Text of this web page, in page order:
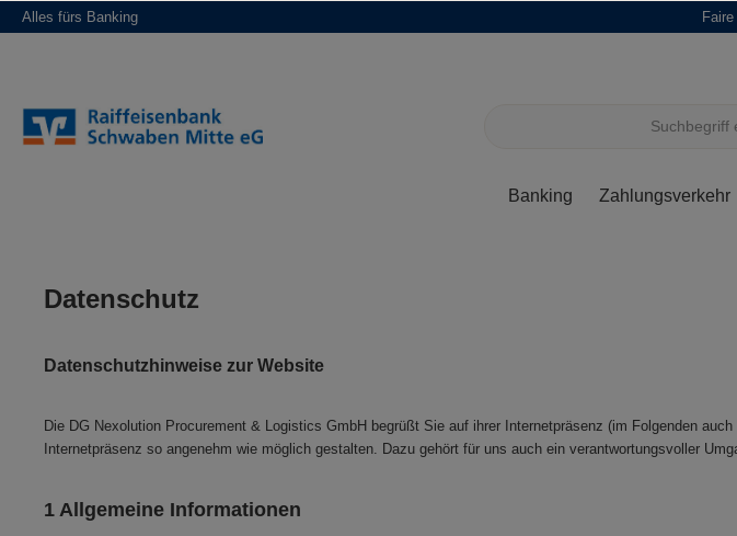
Zur Hauptnavigation springen
Alles fürs Banking
Banking Zahlungsverkehr
Datenschutz
Datenschutzhinweise zur Website
Die DG Nexolution Procurement & Logistics GmbH begrüßt Sie auf ihrer Internetpräsenz (im Folgenden
Internetpräsenz so angenehm wie möglich gestalten. Dazu gehört für uns auch ein verantwortungsvoller
1 Allgemeine Informationen